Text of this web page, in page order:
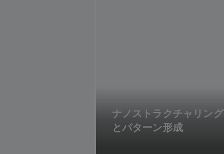
ナノストラクチャリング
とパターン形成